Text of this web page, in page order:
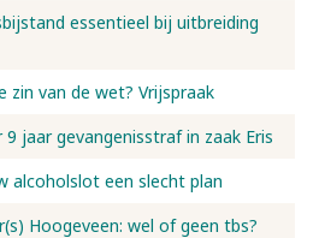
essentieel bij uitbreiding
zin van de wet? Vrijspraak
jaar gevangenisstraf in zaak Eris
alcoholslot een slecht plan
Hoogeveen: wel of geen tbs?